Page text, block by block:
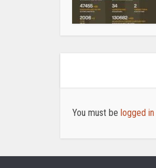
You must be logged in